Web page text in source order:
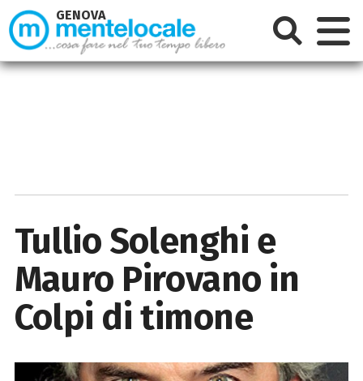
Tullio Solenghi e
Mauro Pirovano in
Colpi di timone
GENOVA